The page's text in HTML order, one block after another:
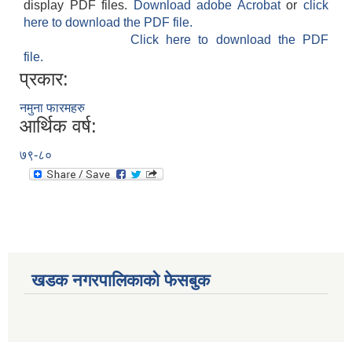
display PDF files.
Download adobe Acrobatorclick
here to download the PDF file.
Click here to download the PDF
file.
प्रकार:
नमुना फारमहरु
आर्थिक वर्ष:
७९-८०
खडक नगरपालिकाको फेसबुक